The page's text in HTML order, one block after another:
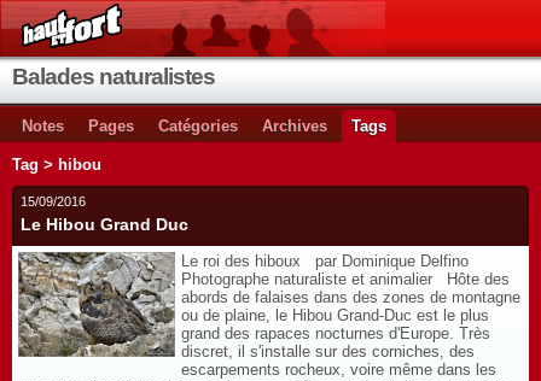
Balades naturalistes
Notes Pages Catégories Archives Tags
Tag > hibou
15/09/2016
Le Hibou Grand Duc
Le roi des hiboux par Dominique Delfino
Photographe naturaliste et animalier Hôte des
abords de falaises dans des zones de montagne
ou de plaine, le Hibou Grand-Duc est le plus
grand des rapaces nocturnes d'Europe. Très
discret, il s'installe sur des corniches, des
escarpements rocheux, voire même dans les